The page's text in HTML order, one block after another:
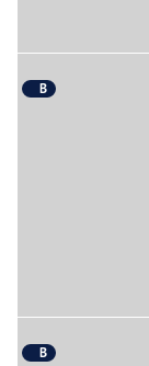
B
B